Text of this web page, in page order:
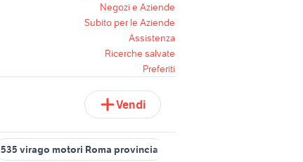
Negozi e Aziende
Subito per le Aziende
Assistenza
Ricerche salvate
Preferiti
Vendi
535 virago motori Roma provincia